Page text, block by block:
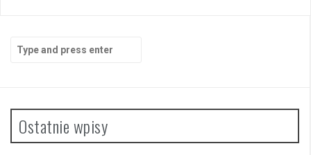
Search
for:
Ostatnie wpisy